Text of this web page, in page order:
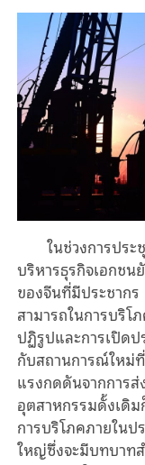
ในช่วงการ
บริหารธุรกิจเอกช
ของจีนที่มีประชาก
สามารถในการบริโ
ปฏิรูปและการเปิด
กับสถานการณ์ใหม่
แรงกดดันจากการ
อุตสาหกรรมดั้งเ
การบริโภคภายใน
ใหญ่ซึ่งจะมีบทบาท